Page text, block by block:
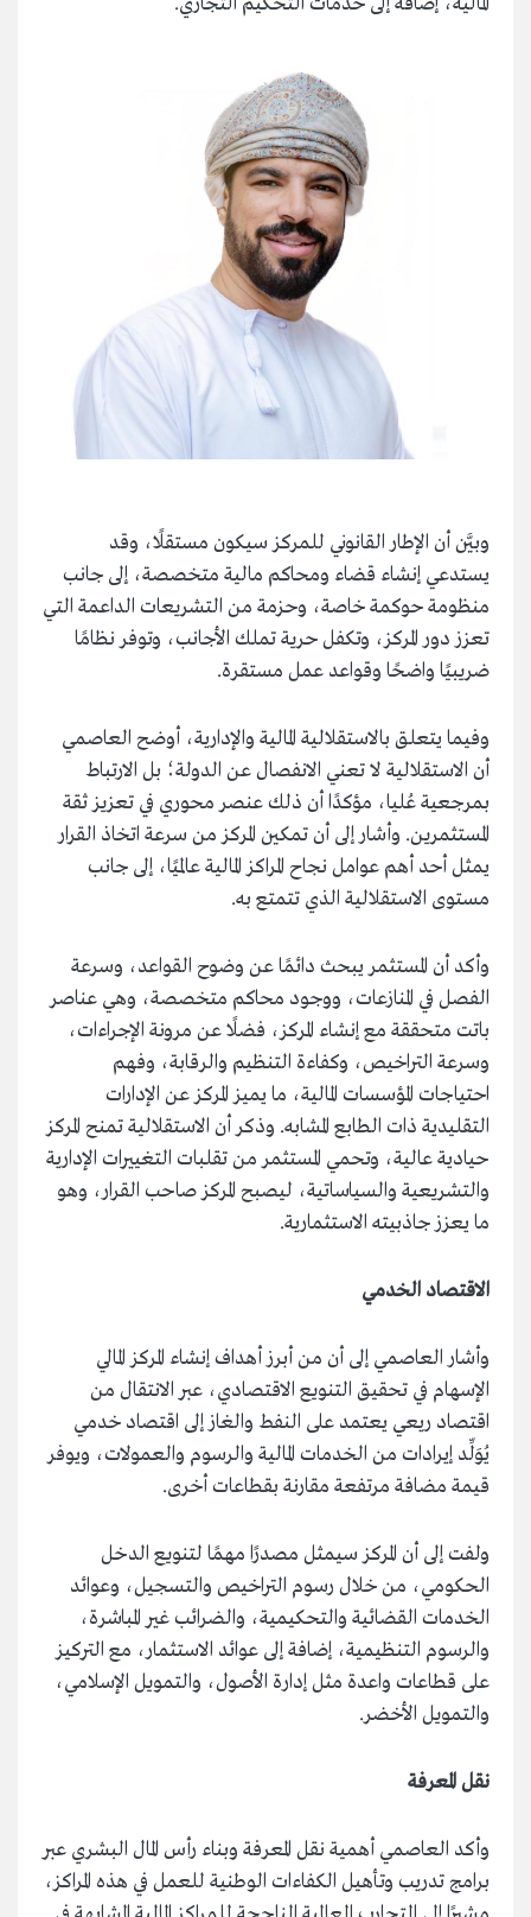
وبيَّن أن الإطار القانوني للمركز سيكون مستقلًا، وقد
يستدعي إنشاء قضاء ومحاكم مالية متخصصة، إلى جانب
منظومة حوكمة خاصة، وحزمة من التشريعات الداعمة التي
تعزز دور المركز، وتكفل حرية تملك الأجانب، وتوفر نظامًا
ضريبيًا واضحًا وقواعد عمل مستقرة.
وفيما يتعلق بالاستقلالية المالية والإدارية، أوضح العاصمي
أن الاستقلالية لا تعني الانفصال عن الدولة؛ بل الارتباط
بمرجعية عُليا، مؤكدًا أن ذلك عنصر محوري في تعزيز ثقة
المستثمرين. وأشار إلى أن تمكين المركز من سرعة اتخاذ القرار
يمثل أحد أهم عوامل نجاح المراكز المالية عالميًا، إلى جانب
مستوى الاستقلالية الذي تتمتع به.
وأكد أن المستثمر يبحث دائمًا عن وضوح القواعد، وسرعة
الفصل في المنازعات، ووجود محاكم متخصصة، وهي عناصر
باتت متحققة مع إنشاء المركز، فضلًا عن مرونة الإجراءات،
وسرعة التراخيص، وكفاءة التنظيم والرقابة، وفهم
احتياجات المؤسسات المالية، ما يميز المركز عن الإدارات
التقليدية ذات الطابع المشابه. وذكر أن الاستقلالية تمنح المركز
حيادية عالية، وتحمي المستثمر من تقلبات التغييرات الإدارية
والتشريعية والسياساتية، ليصبح المركز صاحب القرار، وهو
ما يعزز جاذبيته الاستثمارية.
الاقتصاد الخدمي
وأشار العاصمي إلى أن من أبرز أهداف إنشاء المركز المالي
الإسهام في تحقيق التنويع الاقتصادي، عبر الانتقال من
اقتصاد ريعي يعتمد على النفط والغاز إلى اقتصاد خدمي
يُوَلِّد إيرادات من الخدمات المالية والرسوم والعمولات، ويوفر
قيمة مضافة مرتفعة مقارنة بقطاعات أخرى.
ولفت إلى أن المركز سيمثل مصدرًا مهمًا لتنويع الدخل
الحكومي، من خلال رسوم التراخيص والتسجيل، وعوائد
الخدمات القضائية والتحكيمية، والضرائب غير المباشرة،
والرسوم التنظيمية، إضافة إلى عوائد الاستثمار، مع التركيز
على قطاعات واعدة مثل إدارة الأصول، والتمويل الإسلامي،
والتمويل الأخضر.
نقل المعرفة
وأكد العاصمي أهمية نقل المعرفة وبناء رأس المال البشري عبر
برامج تدريب وتأهيل الكفاءات الوطنية للعمل في هذه المراكز،